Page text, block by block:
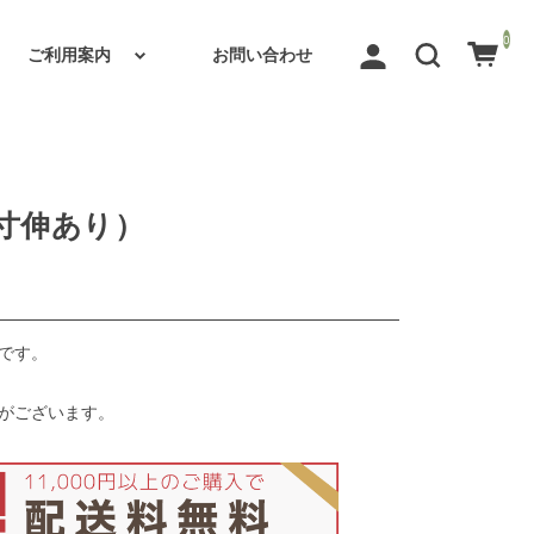
ご利用案内 お問い合わせ
0
あり）
。
ざいます。